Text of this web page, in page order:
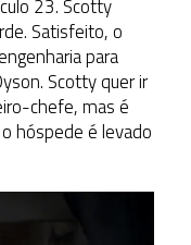
23. Scotty
Satisfeito, o
para
Scotty quer ir
chefe, mas é
hóspede é levado